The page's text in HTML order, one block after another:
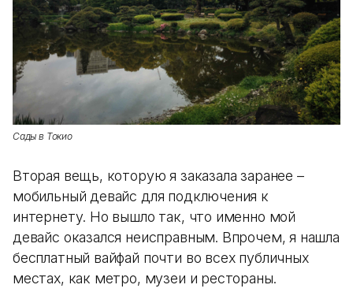
Сады в Токио
Вторая вещь, которую я заказала заранее –
мобильный девайс для подключения к
интернету. Но вышло так, что именно мой
девайс оказался неисправным. Впрочем, я нашла
бесплатный вайфай почти во всех публичных
местах, как метро, музеи и рестораны.